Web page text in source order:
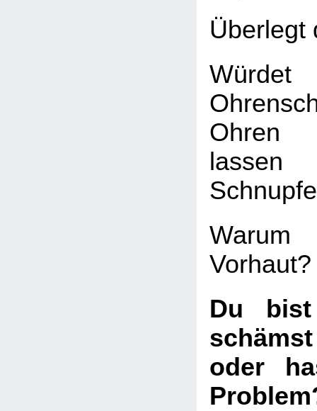
Überlegt
Ohren
Vorhaut?
Du bist
oder